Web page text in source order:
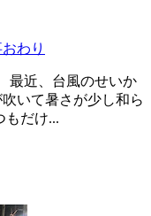
わり
最近、台風のせいか
いて暑さが少し和ら
もだけ...